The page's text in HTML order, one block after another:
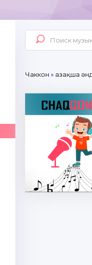
Чаккон » Қазақша